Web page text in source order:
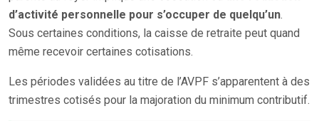
d’activité personnelle pour s’occuper de quelqu’un.
Sous certaines conditions, la caisse de retraite peut quand
même recevoir certaines cotisations.
Les périodes validées au titre de l’AVPF s’apparentent à des
trimestres cotisés pour la majoration du minimum contributif.